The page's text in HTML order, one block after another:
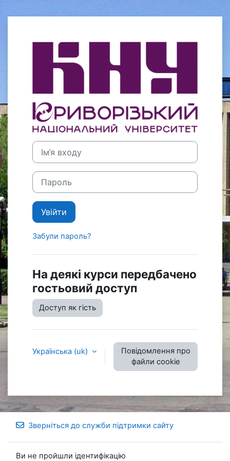
Ім’я входу
Пароль
Увійти
Забули пароль?
На деякі курси передбачено
гостьовий доступ
Доступ як гість
Українська ‎(uk)‎
Повідомлення про
файли cookie
Зверніться до служби підтримки сайту
Ви не пройшли ідентифікацію